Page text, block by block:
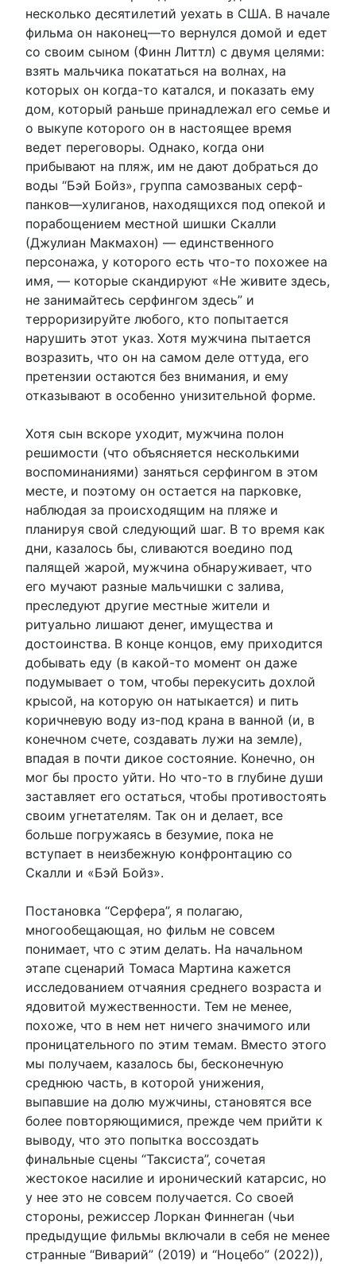
несколько десятилетий уехать в США. В начале
фильма он наконец—то вернулся домой и едет
со своим сыном (Финн Литтл) с двумя целями:
взять мальчика покататься на волнах, на
которых он когда-то катался, и показать ему
дом, который раньше принадлежал его семье и
о выкупе которого он в настоящее время
ведет переговоры. Однако, когда они
прибывают на пляж, им не дают добраться до
воды “Бэй Бойз», группа самозваных серф-
панков—хулиганов, находящихся под опекой и
порабощением местной шишки Скалли
(Джулиан Макмахон) — единственного
персонажа, у которого есть что-то похожее на
имя, — которые скандируют «Не живите здесь,
не занимайтесь серфингом здесь” и
терроризируйте любого, кто попытается
нарушить этот указ. Хотя мужчина пытается
возразить, что он на самом деле оттуда, его
претензии остаются без внимания, и ему
отказывают в особенно унизительной форме.
Хотя сын вскоре уходит, мужчина полон
решимости (что объясняется несколькими
воспоминаниями) заняться серфингом в этом
месте, и поэтому он остается на парковке,
наблюдая за происходящим на пляже и
планируя свой следующий шаг. В то время как
дни, казалось бы, сливаются воедино под
палящей жарой, мужчина обнаруживает, что
его мучают разные мальчишки с залива,
преследуют другие местные жители и
ритуально лишают денег, имущества и
достоинства. В конце концов, ему приходится
добывать еду (в какой-то момент он даже
подумывает о том, чтобы перекусить дохлой
крысой, на которую он натыкается) и пить
коричневую воду из-под крана в ванной (и, в
конечном счете, создавать лужи на земле),
впадая в почти дикое состояние. Конечно, он
мог бы просто уйти. Но что-то в глубине души
заставляет его остаться, чтобы противостоять
своим угнетателям. Так он и делает, все
больше погружаясь в безумие, пока не
вступает в неизбежную конфронтацию со
Скалли и «Бэй Бойз».
Постановка “Серфера”, я полагаю,
многообещающая, но фильм не совсем
понимает, что с этим делать. На начальном
этапе сценарий Томаса Мартина кажется
исследованием отчаяния среднего возраста и
ядовитой мужественности. Тем не менее,
похоже, что в нем нет ничего значимого или
проницательного по этим темам. Вместо этого
мы получаем, казалось бы, бесконечную
среднюю часть, в которой унижения,
выпавшие на долю мужчины, становятся все
более повторяющимися, прежде чем прийти к
выводу, что это попытка воссоздать
финальные сцены “Таксиста”, сочетая
жестокое насилие и иронический катарсис, но
у нее это не совсем получается. Со своей
стороны, режиссер Лоркан Финнеган (чьи
предыдущие фильмы включали в себя не менее
странные “Виварий” (2019) и “Ноцебо” (2022)),